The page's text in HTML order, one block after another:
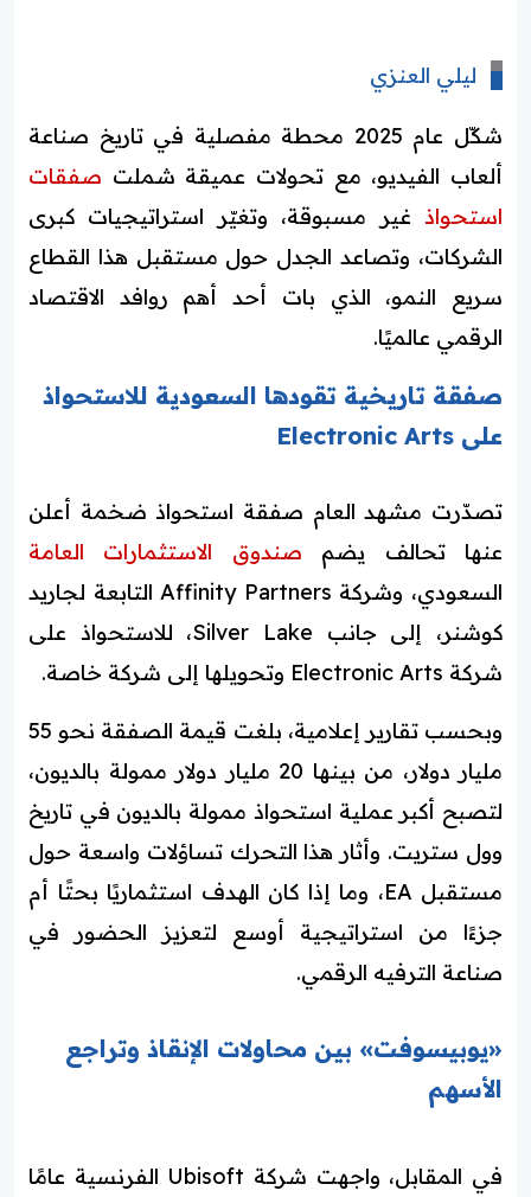
ليلي العنزي
شكّل عام 2025 محطة مفصلية في تاريخ صناعة
ألعاب الفيديو، مع تحولات عميقة شملت صفقات
استحواذ غير مسبوقة، وتغيّر استراتيجيات كبرى
الشركات، وتصاعد الجدل حول مستقبل هذا القطاع
سريع النمو، الذي بات أحد أهم روافد الاقتصاد
الرقمي عالميًا.
صفقة تاريخية تقودها السعودية للاستحواذ
على Electronic Arts
تصدّرت مشهد العام صفقة استحواذ ضخمة أعلن
عنها تحالف يضم صندوق الاستثمارات العامة
السعودي، وشركة Affinity Partners التابعة لجاريد
كوشنر، إلى جانب Silver Lake، للاستحواذ على
شركة Electronic Arts وتحويلها إلى شركة خاصة.
وبحسب تقارير إعلامية، بلغت قيمة الصفقة نحو 55
مليار دولار، من بينها 20 مليار دولار ممولة بالديون،
لتصبح أكبر عملية استحواذ ممولة بالديون في تاريخ
وول ستريت. وأثار هذا التحرك تساؤلات واسعة حول
مستقبل EA، وما إذا كان الهدف استثماريًا بحتًا أم
جزءًا من استراتيجية أوسع لتعزيز الحضور في
صناعة الترفيه الرقمي.
«يوبيسوفت» بين محاولات الإنقاذ وتراجع
الأسهم
في المقابل، واجهت شركة Ubisoft الفرنسية عامًا